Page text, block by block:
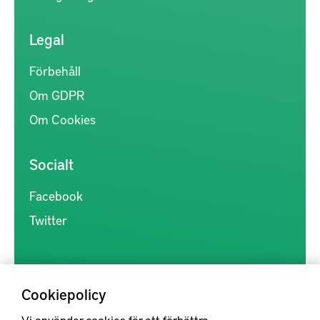
Cookiepolicy
Legal
Förbehåll
Om GDPR
Om Cookies
Socialt
Facebook
Twitter